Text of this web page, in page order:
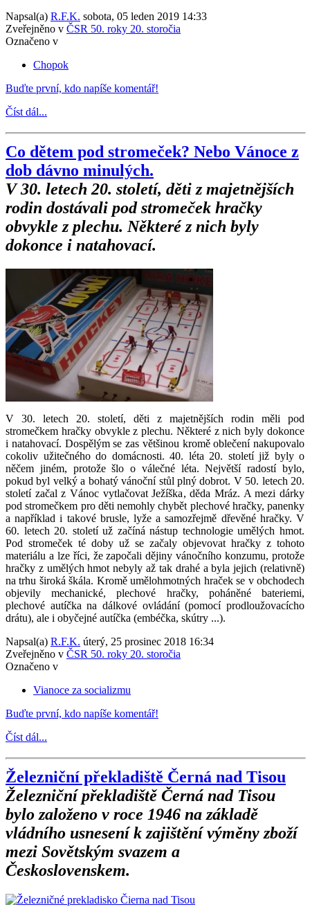
Napsal(a) R.F.K. sobota, 05 leden 2019 14:33
Zveřejněno v ČSR 50. roky 20. storočia
Označeno v
Chopok
Buďte první, kdo napíše komentář!
Číst dál...
Co dětem pod stromeček? Nebo Vánoce z
dob dávno minulých.
V 30. letech 20. století, děti z majetnějších
rodin dostávali pod stromeček hračky
obvykle z plechu. Některé z nich byly
dokonce i natahovací.
V 30. letech 20. století, děti z majetnějších rodin měli pod
stromečkem hračky obvykle z plechu. Některé z nich byly dokonce
i natahovací. Dospělým se zas většinou kromě oblečení nakupovalo
cokoliv užitečného do domácnosti. 40. léta 20. století již byly o
něčem jiném, protože šlo o válečné léta. Největší radostí bylo,
pokud byl velký a bohatý vánoční stůl plný dobrot. V 50. letech 20.
století začal z Vánoc vytlačovat Ježíška, děda Mráz. A mezi dárky
pod stromečkem pro děti nemohly chybět plechové hračky, panenky
a například i takové brusle, lyže a samozřejmě dřevěné hračky. V
60. letech 20. století už začíná nástup technologie umělých hmot.
Pod stromeček té doby už se začaly objevovat hračky z tohoto
materiálu a lze říci, že započali dějiny vánočního konzumu, protože
hračky z umělých hmot nebyly až tak drahé a byla jejich (relativně)
na trhu široká škála. Kromě umělohmotných hraček se v obchodech
objevily mechanické, plechové hračky, poháněné bateriemi,
plechové autíčka na dálkové ovládání (pomocí prodloužovacícho
drátu), ale i obyčejné autíčka (embéčka, skútry ...).
Napsal(a) R.F.K. úterý, 25 prosinec 2018 16:34
Zveřejněno v ČSR 50. roky 20. storočia
Označeno v
Vianoce za socializmu
Buďte první, kdo napíše komentář!
Číst dál...
Železniční překladiště Černá nad Tisou
Železniční překladiště Černá nad Tisou
bylo založeno v roce 1946 na základě
vládního usnesení k zajištění výměny zboží
mezi Sovětským svazem a
Československem.